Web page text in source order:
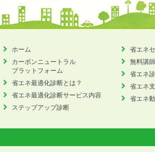
ホーム
カーボンニュートラル
プラットフォーム
省エネ最適化診断とは？
省エネ最適化診断サービス内容
ステップアップ診断
省エネ
無料講
省エネ
省エネ
省エネ